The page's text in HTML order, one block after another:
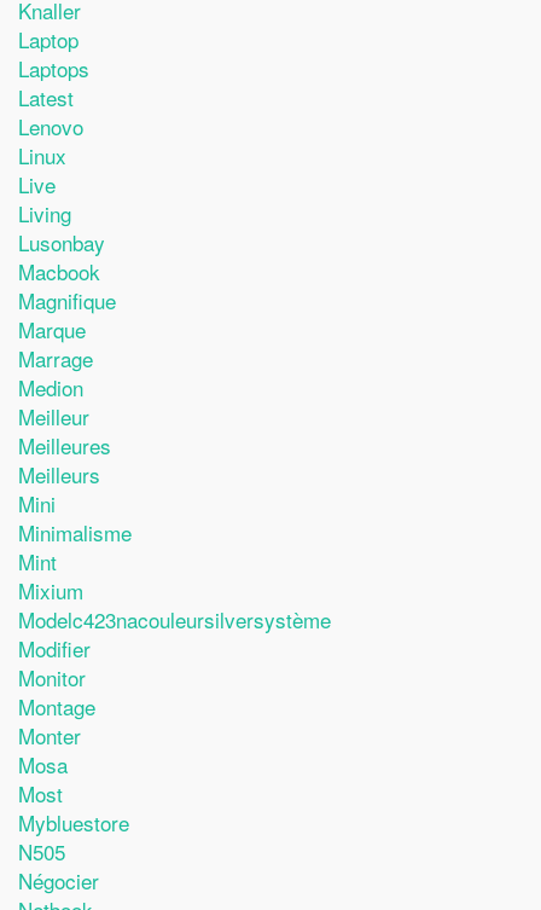
Knaller
Laptop
Laptops
Latest
Lenovo
Linux
Live
Living
Lusonbay
Macbook
Magnifique
Marque
Marrage
Medion
Meilleur
Meilleures
Meilleurs
Mini
Minimalisme
Mint
Mixium
Modelc423nacouleursilversystème
Modifier
Monitor
Montage
Monter
Mosa
Most
Mybluestore
N505
Négocier